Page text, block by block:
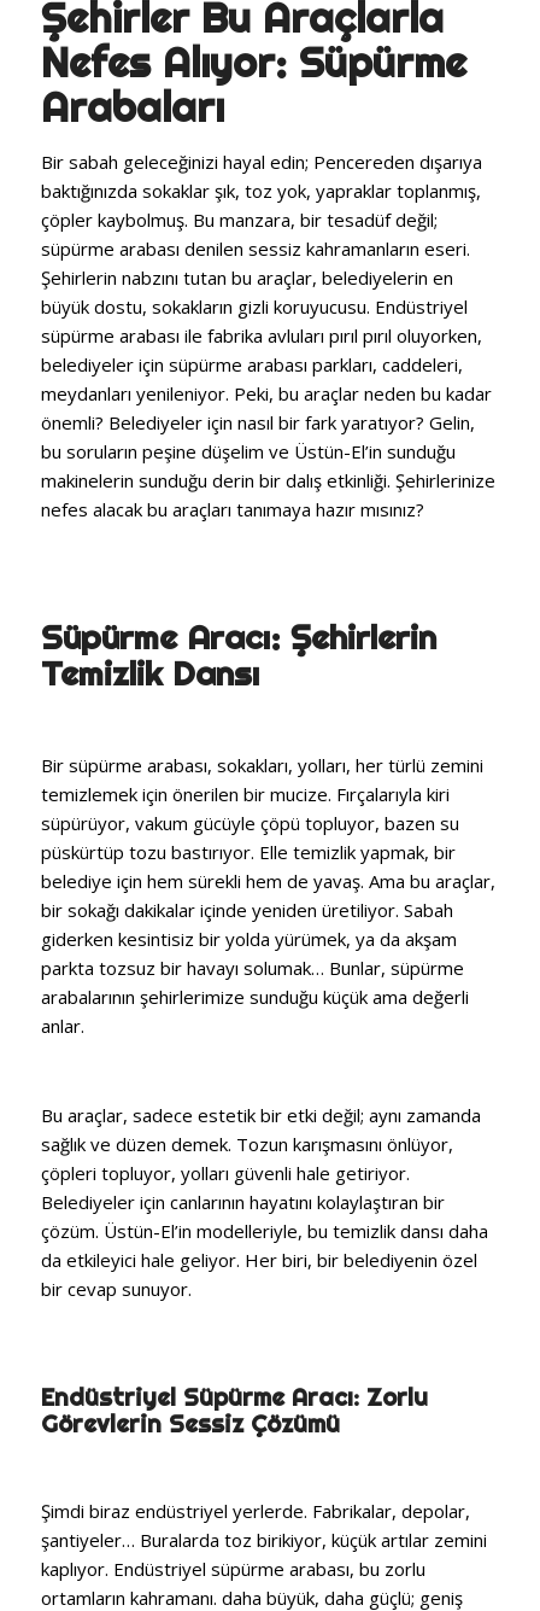
Şehirler Bu Araçlarla
Nefes Alıyor: Süpürme
Arabaları
Bir sabah geleceğinizi hayal edin; Pencereden dışarıya
baktığınızda sokaklar şık, toz yok, yapraklar toplanmış,
çöpler kaybolmuş. Bu manzara, bir tesadüf değil;
süpürme arabası denilen sessiz kahramanların eseri.
Şehirlerin nabzını tutan bu araçlar, belediyelerin en
büyük dostu, sokakların gizli koruyucusu. Endüstriyel
süpürme arabası ile fabrika avluları pırıl pırıl oluyorken,
belediyeler için süpürme arabası parkları, caddeleri,
meydanları yenileniyor. Peki, bu araçlar neden bu kadar
önemli? Belediyeler için nasıl bir fark yaratıyor? Gelin,
bu soruların peşine düşelim ve Üstün-El’in sunduğu
makinelerin sunduğu derin bir dalış etkinliği. Şehirlerinize
nefes alacak bu araçları tanımaya hazır mısınız?
Süpürme Aracı: Şehirlerin
Temizlik Dansı
Bir süpürme arabası, sokakları, yolları, her türlü zemini
temizlemek için önerilen bir mucize. Fırçalarıyla kiri
süpürüyor, vakum gücüyle çöpü topluyor, bazen su
püskürtüp tozu bastırıyor. Elle temizlik yapmak, bir
belediye için hem sürekli hem de yavaş. Ama bu araçlar,
bir sokağı dakikalar içinde yeniden üretiliyor. Sabah
giderken kesintisiz bir yolda yürümek, ya da akşam
parkta tozsuz bir havayı solumak… Bunlar, süpürme
arabalarının şehirlerimize sunduğu küçük ama değerli
anlar.
Bu araçlar, sadece estetik bir etki değil; aynı zamanda
sağlık ve düzen demek. Tozun karışmasını önlüyor,
çöpleri topluyor, yolları güvenli hale getiriyor.
Belediyeler için canlarının hayatını kolaylaştıran bir
çözüm. Üstün-El’in modelleriyle, bu temizlik dansı daha
da etkileyici hale geliyor. Her biri, bir belediyenin özel
bir cevap sunuyor.
Endüstriyel Süpürme Aracı: Zorlu
Görevlerin Sessiz Çözümü
Şimdi biraz endüstriyel yerlerde. Fabrikalar, depolar,
şantiyeler… Buralarda toz birikiyor, küçük artılar zemini
kaplıyor. Endüstriyel süpürme arabası, bu zorlu
ortamların kahramanı. daha büyük, daha güçlü; geniş